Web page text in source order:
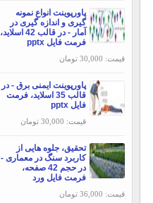
پاورپوینت انواع نمونه
گیری و اندازه گیری در
آمار - در قالب 42 اسلاید،
فرمت فایل pptx
قیمت: 30,000 تومان
پاورپوینت ایمنی برق - در
قالب 35 اسلاید، فرمت
فایل pptx
قیمت: 30,000 تومان
تحقیق، جلوه هایی از
کاربرد سنگ در معماری -
در حجم 42 صفحه،
فرمت فایل ورد
قیمت: 36,000 تومان